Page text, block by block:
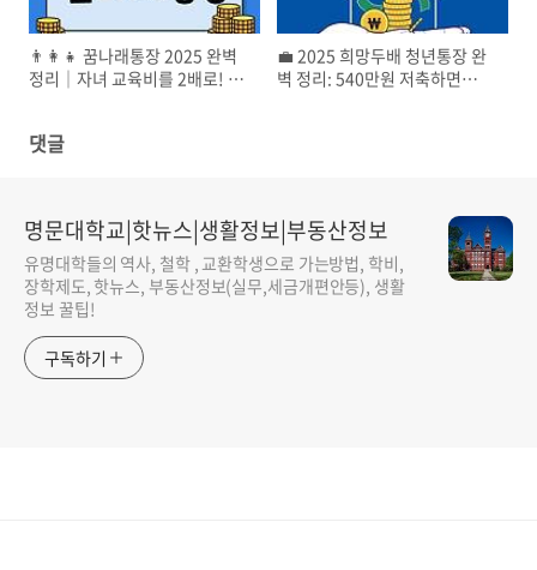
👨‍👩‍👧 꿈나래통장 2025 완벽
정리｜자녀 교육비를 2배로! 최
💼 2025 희망두배 청년통장 완
벽 정리: 540만원 저축하면
댓글
명문대학교|핫뉴스|생활정보|부동산정보
유명대학들의 역사, 철학 , 교환학생으로 가는방법, 학비,
장학제도, 핫뉴스, 부동산정보(실무,세금개편안등), 생활
정보 꿀팁!
구독하기